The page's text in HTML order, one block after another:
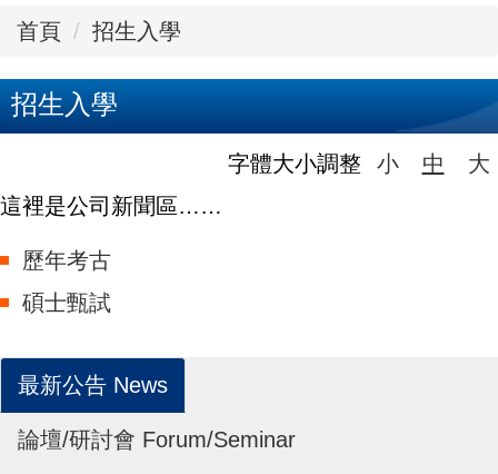
首頁 招生入學
招生入學
字體大小調整 小 中
大
這裡是公司新聞區……
歷年考古
碩士甄試
最新公告 News
論壇/研討會 Forum/Seminar